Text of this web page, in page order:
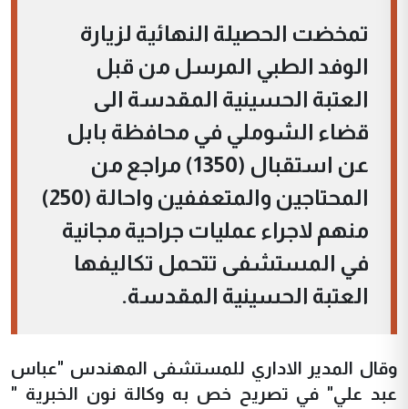
تمخضت الحصيلة النهائية لزيارة
الوفد الطبي المرسل من قبل
العتبة الحسينية المقدسة الى
قضاء الشوملي في محافظة بابل
عن استقبال (1350) مراجع من
المحتاجين والمتعففين واحالة (250)
منهم لاجراء عمليات جراحية مجانية
في المستشفى تتحمل تكاليفها
العتبة الحسينية المقدسة.
وقال المدير الاداري للمستشفى المهندس "عباس
عبد علي" في تصريح خص به وكالة نون الخبرية "